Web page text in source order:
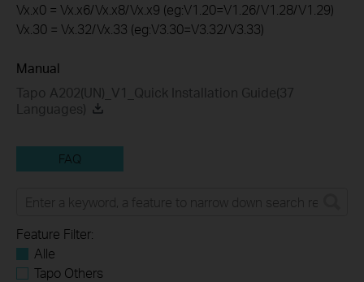
Vx.x0 = Vx.x6/Vx.x8/Vx.x9 (eg:V1.20=V1.26/V1.28/V1.29)
Vx.30 = Vx.32/Vx.33 (eg:V3.30=V3.32/V3.33)
Manual
Tapo A202(UN)_V1_Quick Installation Guide(37
Languages)
FAQ
Feature Filter:
Alle
Tapo Others